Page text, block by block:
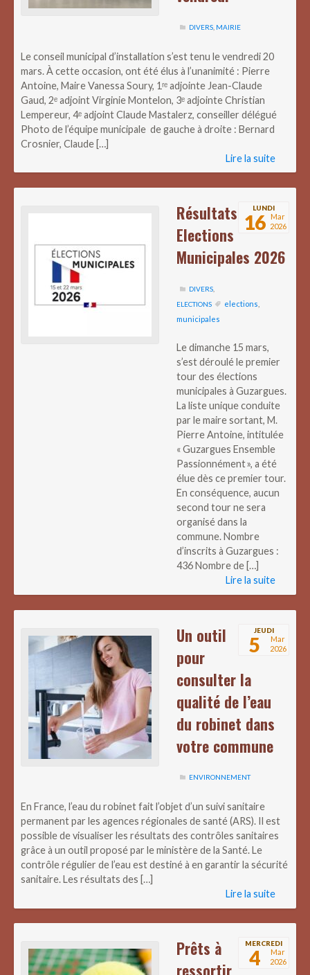
DIVERS MAIRIE
Le conseil municipal d’installation s’est tenu le vendredi 20
mars. À cette occasion, ont été élus à l’unanimité : Pierre
Antoine, Maire Vanessa Soury, 1ʳᵉ adjointe Jean-Claude
Gaud, 2ᵉ adjoint Virginie Montelon, 3ᵉ adjointe Christian
Lempereur, 4ᵉ adjoint Claude Mastalerz, conseiller délégué
Photo de l’équipe municipale de gauche à droite : Bernard
Crosnier, Claude […]
Lire la suite
LUNDI
16 Mar
2026
Résultats
Elections
Municipales 2026
DIVERS
ELECTIONS
elections
municipales
Le dimanche 15 mars,
s’est déroulé le premier
tour des élections
municipales à Guzargues.
La liste unique conduite
par le maire sortant, M.
Pierre Antoine, intitulée
« Guzargues Ensemble
Passionnément », a été
élue dès ce premier tour.
En conséquence, aucun
second tour ne sera
organisé dans la
commune. Nombre
d’inscrits à Guzargues :
436 Nombre de […]
Lire la suite
JEUDI
5
Mar
2026
Un outil
pour
consulter la
qualité de l’eau
du robinet dans
votre commune
ENVIRONNEMENT
En France, l’eau du robinet fait l’objet d’un suivi sanitaire
permanent par les agences régionales de santé (ARS). Il est
possible de visualiser les résultats des contrôles sanitaires
grâce à un outil proposé par le ministère de la Santé. Le
contrôle régulier de l’eau est destiné à en garantir la sécurité
sanitaire. Les résultats des […]
Lire la suite
MERCREDI
4
Mar
2026
Prêts à
ressortir